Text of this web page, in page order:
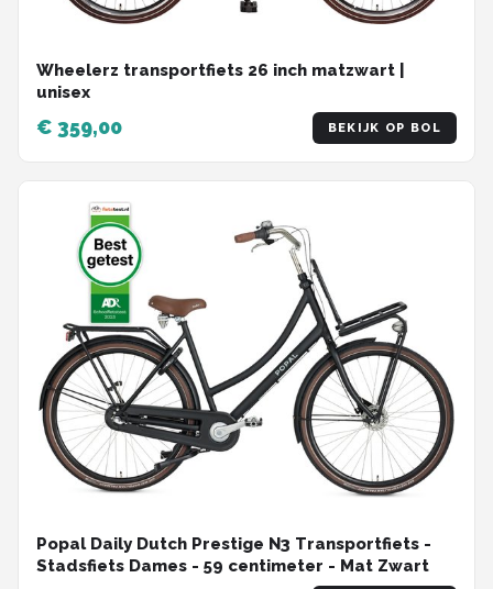
Wheelerz transportfiets 26 inch matzwart |
unisex
€ 359,00 BEKIJK OP BOL
Popal Daily Dutch Prestige N3 Transportfiets -
Stadsfiets Dames - 59 centimeter - Mat Zwart